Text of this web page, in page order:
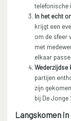
telefonische
In het echt
krijgt een
om de sfeer
met
elkaar
Wederzijdse
partijen
zijn
bij De Jonge
Langskomen